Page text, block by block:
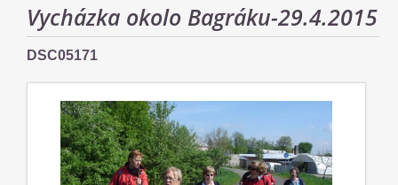
Vycházka okolo Bagráku-29.4.2015
DSC05171